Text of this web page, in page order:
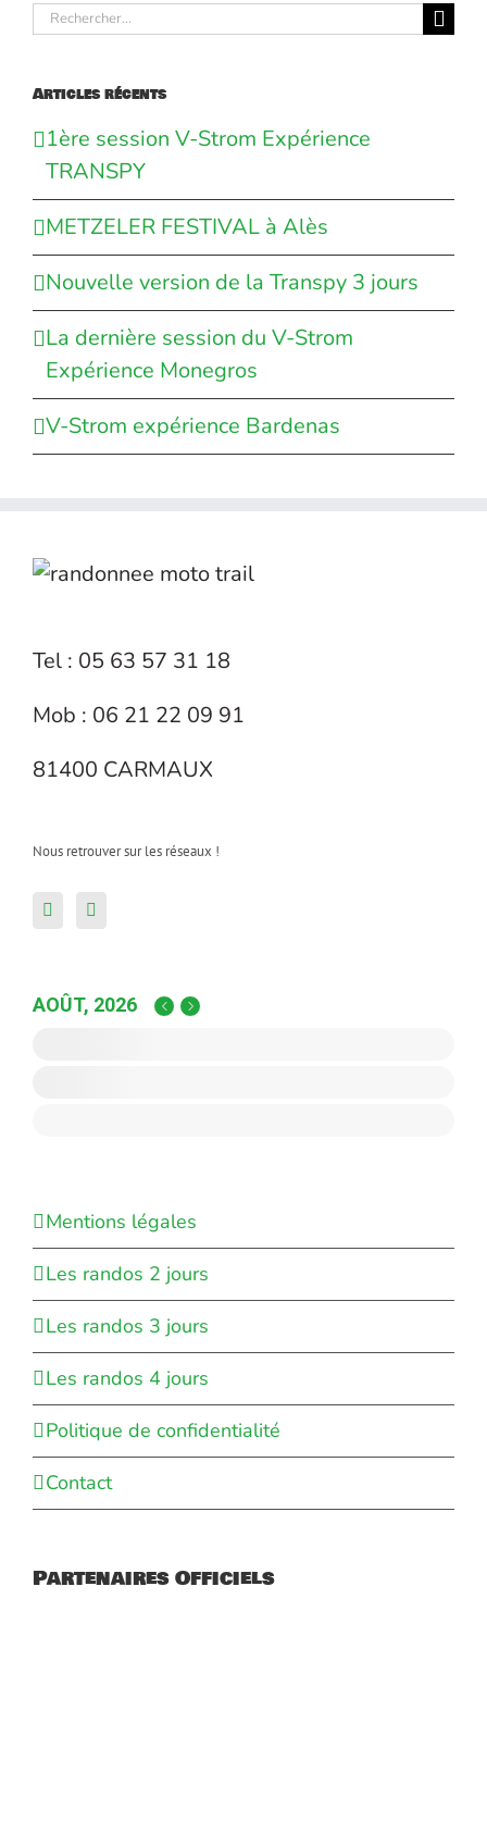
Rechercher:
Articles récents
1ère session V-Strom Expérience
TRANSPY
METZELER FESTIVAL à Alès
Nouvelle version de la Transpy 3 jours
La dernière session du V-Strom
Expérience Monegros
V-Strom expérience Bardenas
Tel : 05 63 57 31 18
Mob : 06 21 22 09 91
81400 CARMAUX
Nous retrouver sur les réseaux !
AOÛT, 2026
Mentions légales
Les randos 2 jours
Les randos 3 jours
Les randos 4 jours
Politique de confidentialité
Contact
Partenaires Officiels